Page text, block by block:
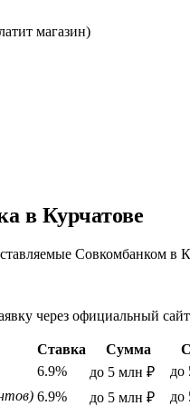
магазин)
в Курчатове
Совкомбанком в
через официальный
Ставка Сумма
6.9% до 5 млн ₽ до
6.9% до 5 млн ₽ до